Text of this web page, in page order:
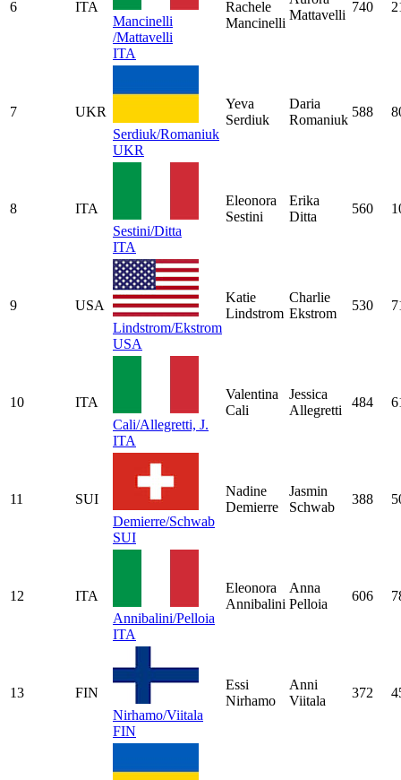
6
ITA
Mancinelli
/Mattavelli
ITA
Rachele
Mancinelli
Mattavelli
740
7
UKR
Serdiuk/Romaniuk
UKR
Yeva
Serdiuk
Daria
Romaniuk
588
8
ITA
Sestini/Ditta
ITA
Eleonora
Sestini
Erika
Ditta
560
9
USA
Lindstrom/Ekstrom
USA
Katie
Lindstrom
Charlie
Ekstrom
530
10
ITA
Cali/Allegretti, J.
ITA
Valentina
Cali
Jessica
Allegretti
484
11
SUI
Demierre/Schwab
SUI
Nadine
Demierre
Jasmin
Schwab
388
12
ITA
Annibalini/Pelloia
ITA
Eleonora
Annibalini
Anna
Pelloia
606
13
FIN
Nirhamo/Viitala
FIN
Essi
Nirhamo
Anni
Viitala
372